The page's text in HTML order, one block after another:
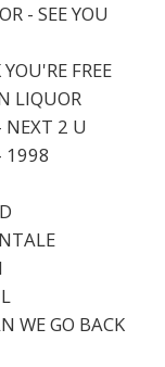
- SEE YOU
FREE
LIQUOR
2 U
1998
WE GO BACK